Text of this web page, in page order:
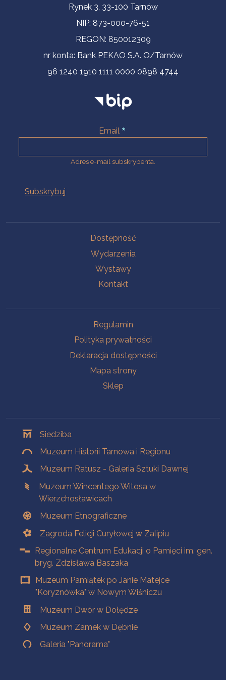
Informacje kontaktoweRynek 3, 33-100 Tarnów
NIP: 873-000-76-51
REGON: 850012309
nr konta: Bank PEKAO S.A. O/Tarnów
96 1240 1910 1111 0000 0898 4744
Email
Adres e-mail subskrybenta.
Dostępność
Wydarzenia
Wystawy
Kontakt
Regulamin
Polityka prywatności
Deklaracja dostępności
Mapa strony
Sklep
Siedziba
Muzeum Historii Tarnowa i Regionu
Muzeum Ratusz - Galeria Sztuki Dawnej
Muzeum Wincentego Witosa w
Wierzchosławicach
Muzeum Etnograficzne
Zagroda Felicji Curyłowej w Zalipiu
Regionalne Centrum Edukacji o Pamięci im. gen.
bryg. Zdzisława Baszaka
Muzeum Pamiątek po Janie Matejce
"Koryznówka" w Nowym Wiśniczu
Muzeum Dwór w Dołędze
Muzeum Zamek w Dębnie
Galeria "Panorama"